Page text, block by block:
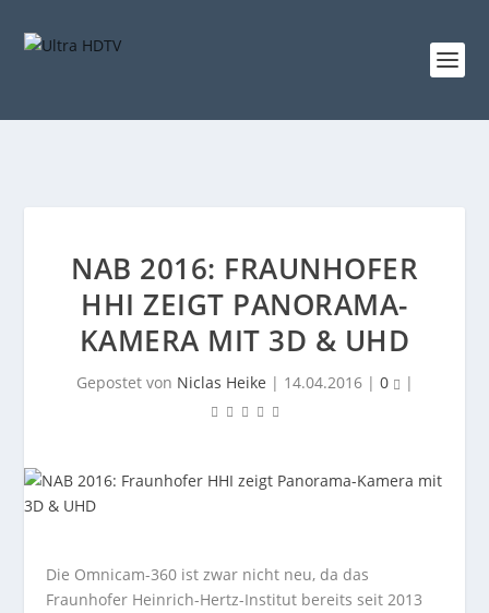
NAB 2016: FRAUNHOFER
HHI ZEIGT PANORAMA-
KAMERA MIT 3D & UHD
Gepostet von Niclas Heike | 14.04.2016| 0 |
Die Omnicam-360 ist zwar nicht neu, da das
Fraunhofer Heinrich-Hertz-Institut bereits seit 2013